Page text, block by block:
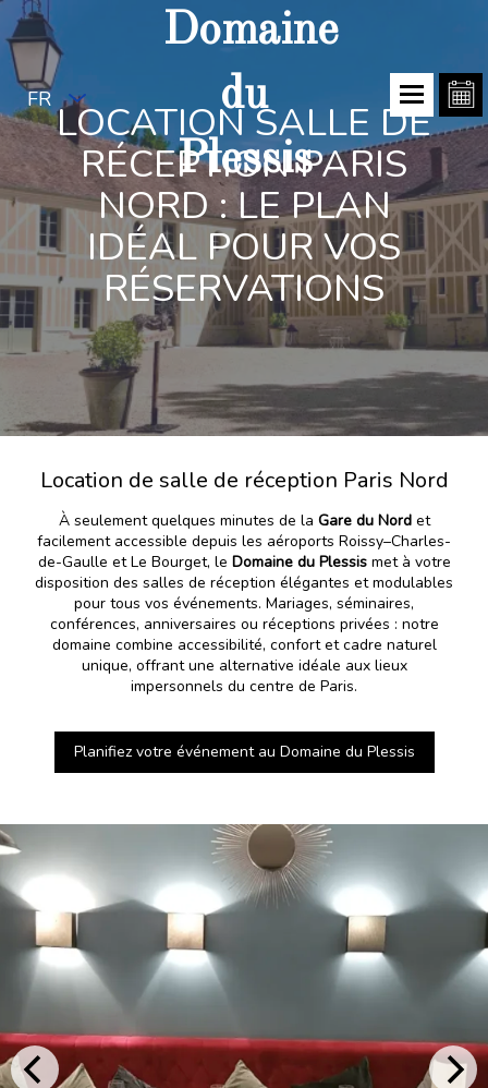
FR
Domaine
du
Plessis
LOCATION SALLE DE
RÉCEPTION PARIS
NORD : LE PLAN
IDÉAL POUR VOS
RÉSERVATIONS
Location de salle de réception Paris Nord
À seulement quelques minutes de la Gare du Nord et
facilement accessible depuis les aéroports Roissy–Charles-
de-Gaulle et Le Bourget, le Domaine du Plessis met à votre
disposition des salles de réception élégantes et modulables
pour tous vos événements. Mariages, séminaires,
conférences, anniversaires ou réceptions privées : notre
domaine combine accessibilité, confort et cadre naturel
unique, offrant une alternative idéale aux lieux
impersonnels du centre de Paris.
Planifiez votre événement au Domaine du Plessis